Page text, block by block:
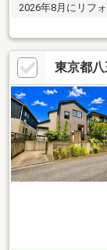
2026年8月にリフ
ーム内容】・シス
粧台交換・トイレ
フロアタイル張替
建具交換※2026年8
応可能です。
東京都